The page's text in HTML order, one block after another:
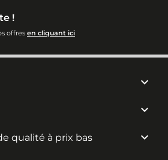
!
offres en cliquant ici


qualité à prix bas 